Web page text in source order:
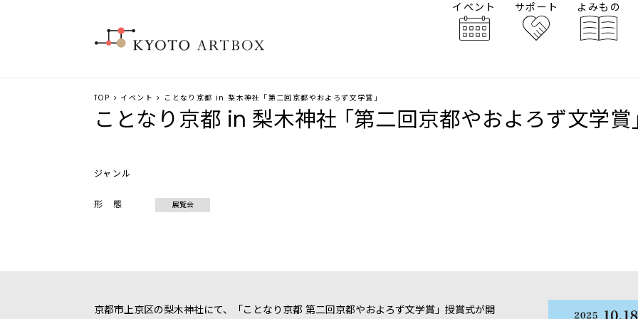
イベント サポート よみもの
TOP > イベント > ことなり京都 in 梨木神社 ｢第二回京都やおよろず文学賞｣
ことなり京都 in 梨木神社 ｢第二回京都やおよろず文学賞
ジャンル
形 態 展覧会
京都市上京区の梨木神社にて、「ことなり京都 第二回京都やおよろず文学賞」授賞式が開